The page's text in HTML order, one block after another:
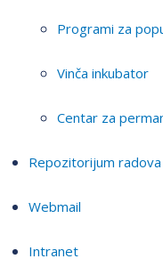
Programi za
Vinča inkubator
Centar za
Repozitorijum radova
Webmail
Intranet